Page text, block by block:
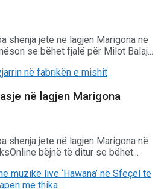
shenja jete në lagjen Marigona në
se bëhet fjalë për Milot Balaj...
në lagjen Marigona
shenja jete në lagjen Marigona në
bëjnë të ditur se bëhet...